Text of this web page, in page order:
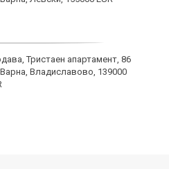
Тристаен апартамент, 86
Владиславово, 139000